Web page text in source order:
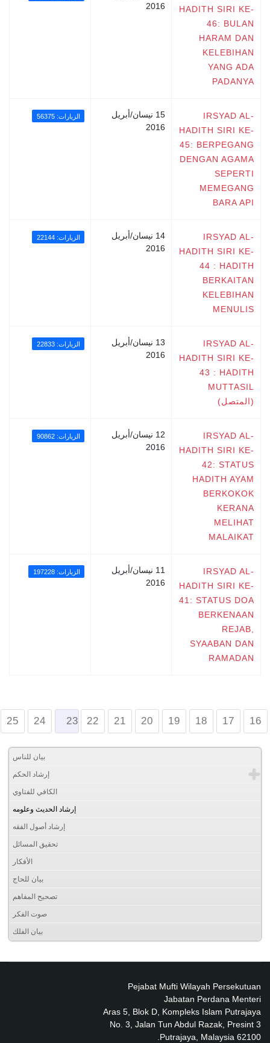
HADITH SIRI KE-
46: BULAN
HARAM DAN
KELEBIHAN
YANG ADA
PADANYA
2016
IRSYAD AL-
HADITH SIRI KE-
45: BERPEGANG
DENGAN AGAMA
SEPERTI
MEMEGANG
BARA API
15 نيسان/أبريل
2016
الزيارات: 56375
IRSYAD AL-
HADITH SIRI KE-
44 : HADITH
BERKAITAN
KELEBIHAN
MENULIS
14 نيسان/أبريل
2016
الزيارات: 22144
IRSYAD AL-
HADITH SIRI KE-
43 : HADITH
MUTTASIL
(المتصل)
13 نيسان/أبريل
2016
الزيارات: 22833
IRSYAD AL-
HADITH SIRI KE-
42: STATUS
HADITH AYAM
BERKOKOK
KERANA
MELIHAT
MALAIKAT
12 نيسان/أبريل
2016
الزيارات: 90862
IRSYAD AL-
HADITH SIRI KE-
41: STATUS DOA
BERKENAAN
REJAB,
SYAABAN DAN
RAMADAN
11 نيسان/أبريل
2016
الزيارات: 197228
16
17
18
19
20
21
22
23
24
25
بيان للناس
إرشاد الحكم
الكافي للفتاوي
إرشاد الحديث وعلومه
إرشاد أصول الفقه
تحقيق المسائل
الأفكار
بيان للحاج
تصحيح المفاهم
صوت الفكر
بيان الفلك
Pejabat Mufti Wilayah Persekutuan
Jabatan Perdana Menteri
Aras 5, Blok D, Kompleks Islam Putrajaya
No. 3, Jalan Tun Abdul Razak, Presint 3
62100 Putrajaya, Malaysia.